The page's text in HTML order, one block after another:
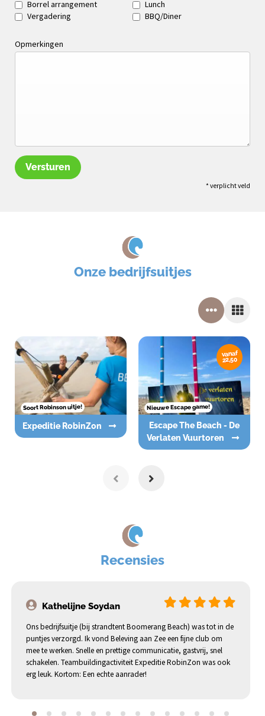
Borrel arrangement
Lunch
Vergadering
BBQ/Diner
Opmerkingen
Versturen
* verplicht veld
Onze bedrijfsuitjes
Soort Robinson uitje!
Expeditie RobinZon
vanaf
22,50
Nieuwe Escape game!
Escape The Beach - De
Verlaten Vuurtoren
Recensies
Kathelijne Soydan
Ons bedrijfsuitje (bij strandtent Boomerang Beach) was tot in de
puntjes verzorgd. Ik vond Beleving aan Zee een fijne club om
mee te werken. Snelle en prettige communicatie, gastvrij, snel
schakelen. Teambuildingactiviteit Expeditie RobinZon was ook
erg leuk. Kortom: Een echte aanrader!